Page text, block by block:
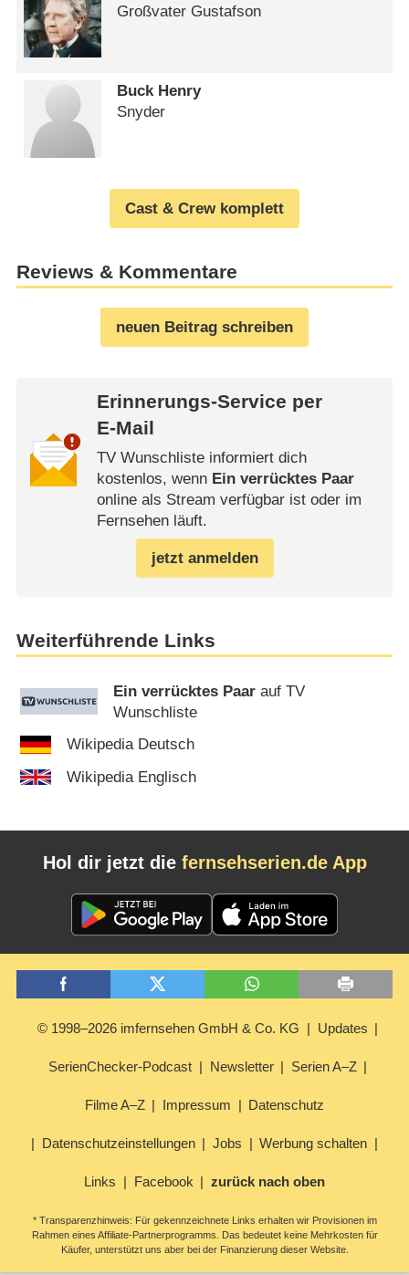
Großvater Gustafson
Buck Henry
Snyder
Cast & Crew komplett
Reviews & Kommentare
neuen Beitrag schreiben
Erinnerungs-Service per
E-Mail
TV Wunschliste informiert dich
kostenlos, wenn Ein verrücktes Paar
online als Stream verfügbar ist oder im
Fernsehen läuft.
jetzt anmelden
Weiterführende Links
Ein verrücktes Paar auf TV
Wunschliste
Wikipedia Deutsch
Wikipedia Englisch
Hol dir jetzt die fernsehserien.de App
© 1998–2026 imfernsehen GmbH & Co. KG Updates
SerienChecker-Podcast Newsletter Serien A–Z
Filme A–Z Impressum Datenschutz
Datenschutzeinstellungen Jobs Werbung schalten
Links Facebook zurück nach oben
* Transparenzhinweis: Für gekennzeichnete Links erhalten wir Provisionen im
Rahmen eines Affiliate-Partnerprogramms. Das bedeutet keine Mehrkosten für
Käufer, unterstützt uns aber bei der Finanzierung dieser Website.